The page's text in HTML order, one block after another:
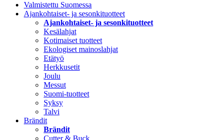
Valmistettu Suomessa
Ajankohtaiset- ja sesonkituotteet
Ajankohtaiset- ja sesonkituotteet
Kesälahjat
Kotimaiset tuotteet
Ekologiset mainoslahjat
Etätyö
Herkkusetit
Joulu
Messut
Suomi-tuotteet
Syksy
Talvi
Brändit
Brändit
Cutter & Buck